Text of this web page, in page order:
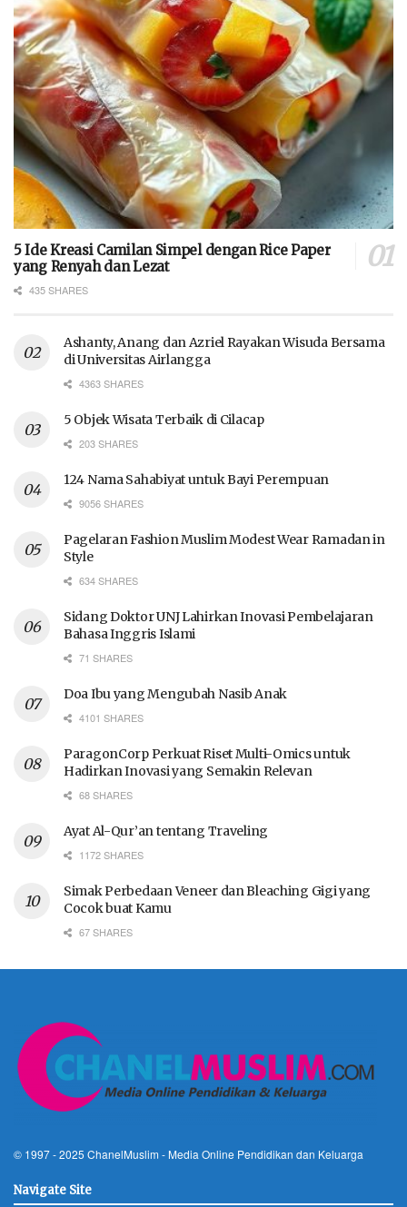
5 Ide Kreasi Camilan Simpel dengan Rice Paper
yang Renyah dan Lezat
435 SHARES
Ashanty, Anang dan Azriel Rayakan Wisuda Bersama
di Universitas Airlangga
4363 SHARES
5 Objek Wisata Terbaik di Cilacap
203 SHARES
124 Nama Sahabiyat untuk Bayi Perempuan
9056 SHARES
Pagelaran Fashion Muslim Modest Wear Ramadan in
Style
634 SHARES
Sidang Doktor UNJ Lahirkan Inovasi Pembelajaran
Bahasa Inggris Islami
71 SHARES
Doa Ibu yang Mengubah Nasib Anak
4101 SHARES
ParagonCorp Perkuat Riset Multi-Omics untuk
Hadirkan Inovasi yang Semakin Relevan
68 SHARES
Ayat Al-Qur’an tentang Traveling
1172 SHARES
Simak Perbedaan Veneer dan Bleaching Gigi yang
Cocok buat Kamu
67 SHARES
© 1997 - 2025 ChanelMuslim - Media Online Pendidikan dan Keluarga
Navigate Site